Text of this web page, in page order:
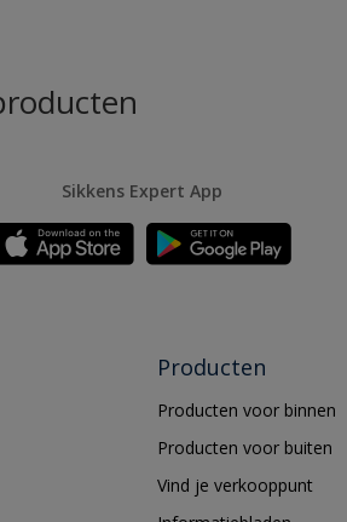
Sikkens Expert App
Producten
Producten voor binnen
Producten voor buiten
Vind je verkooppunt